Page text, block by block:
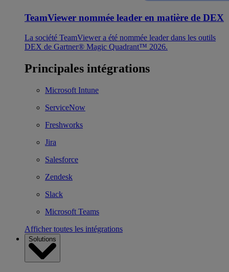
TeamViewer nommée leader en matière de DEX
La société TeamViewer a été nommée leader dans les outils
DEX de Gartner® Magic Quadrant™ 2026.
Principales intégrations
Microsoft Intune
ServiceNow
Freshworks
Jira
Salesforce
Zendesk
Slack
Microsoft Teams
Afficher toutes les intégrations
Solutions